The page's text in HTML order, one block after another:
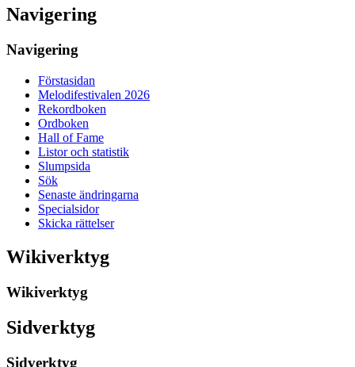
Navigering
Navigering
Förstasidan
Melodifestivalen 2026
Rekordboken
Ordboken
Hall of Fame
Listor och statistik
Slumpsida
Sök
Senaste ändringarna
Specialsidor
Skicka rättelser
Wikiverktyg
Wikiverktyg
Sidverktyg
Sidverktyg